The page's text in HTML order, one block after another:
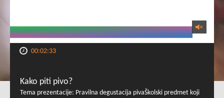
00:02:33
Kako piti pivo?
Tema prezentacije: Pravilna degustacija pivaŠkolski predmet koji